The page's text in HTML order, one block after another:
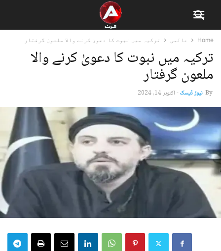
Home عالمی ترکیہ میں نبوت کا دعویٰ کرنے والا ملعون گرفتار
ترکیہ میں نبوت کا دعویٰ کرنے والا
ملعون گرفتار
By نیوز ڈیسک-اکتوبر 14, 2024